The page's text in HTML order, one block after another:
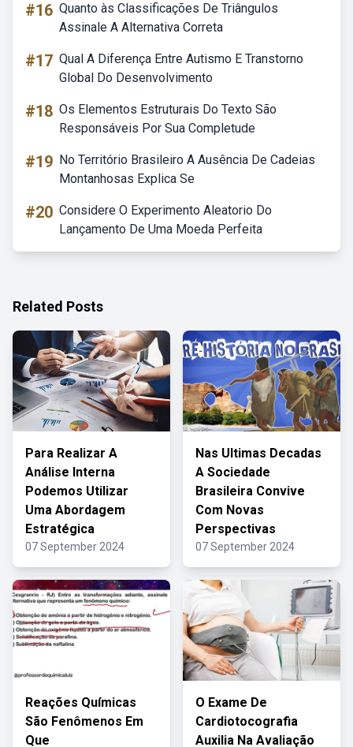
#16 Quanto às Classificações De Triângulos
Assinale A Alternativa Correta
#17 Qual A Diferença Entre Autismo E Transtorno
Global Do Desenvolvimento
#18 Os Elementos Estruturais Do Texto São
Responsáveis Por Sua Completude
#19 No Território Brasileiro A Ausência De Cadeias
Montanhosas Explica Se
#20 Considere O Experimento Aleatorio Do
Lançamento De Uma Moeda Perfeita
Related Posts
Para Realizar A
Análise Interna
Podemos Utilizar
Uma Abordagem
Estratégica
07 September 2024
Nas Ultimas Decadas
A Sociedade
Brasileira Convive
Com Novas
Perspectivas
07 September 2024
Reações Químicas
São Fenômenos Em
Que
O Exame De
Cardiotocografia
Auxilia Na Avaliação